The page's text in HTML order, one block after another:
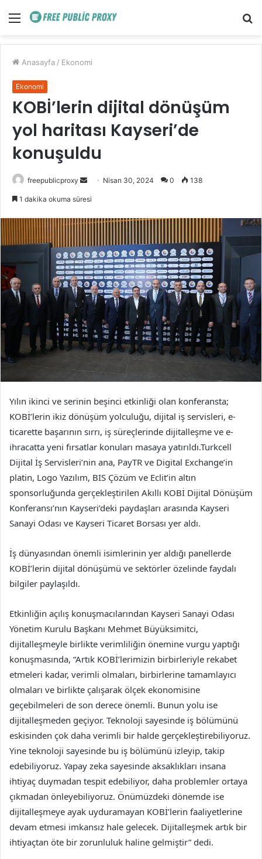
Menü
Anasayfa / Ekonomi
Ekonomi
KOBİ’lerin dijital dönüşüm
yol haritası Kayseri’de
konuşuldu
freepublicproxy
Bir
göndermek
Nisan 30, 2024 0 138
1 dakika okuma süresi
Yılın ikinci ve serinin beşinci etkinliği olan konferansta;
KOBİ’lerin ikiz dönüşüm yolculuğu, dijital iş servisleri, e-
ticarette başarının sırrı, iş süreçlerinde dijitalleşme ve e-
ihracatta yeni fırsatlar konuları masaya yatırıldı.Turkcell
Dijital İş Servisleri’nin ana, PayTR ve Digital Exchange’in
platin, Logo Yazılım, BIS Çözüm ve Eclit’in altın
sponsorluğunda gerçekleştirilen Akıllı KOBİ Dijital Dönüşüm
Konferansı’nın Kayseri’deki paydaşları arasında Kayseri
Sanayi Odası ve Kayseri Ticaret Borsası yer aldı.
İş dünyasından önemli isimlerinin yer aldığı panellerde
KOBİ’lerin dijital dönüşümü ve sektörler özelinde faydalı
bilgiler paylaşıldı.
Etkinliğin açılış konuşmacılarından Kayseri Sanayi Odası
Yönetim Kurulu Başkanı Mehmet Büyüksimitci,
dijitalleşmeyle birlikte verimliliğin önemine vurgu yaptığı
konuşmasında, “Artık KOBİ’lerimizin birbirleriyle rekabet
etmeleri kadar, verimli olmaları, birbirlerine tamamlayıcı
olmaları ve birlikte çalışarak ölçek ekonomisine
geçebilmeleri de son derece önemli. Bunun yolu ise
dijitalleşmeden geçiyor. Teknoloji sayesinde iş bölümünü
eskisinden çok daha verimli bir halde gerçekleştirebiliyoruz.
Yine teknoloji sayesinde bu iş bölümünü izleyip, takip
edebiliyoruz. Yapay zeka sayesinde aksaklıkları insana
ihtiyaç duymadan tespit edebiliyor, daha problemler ortaya
çıkmadan önleyebiliyoruz. Önümüzdeki dönemde ise
dijitalleşmeye ayak uyduramayan KOBİ’lerin faaliyetlerine
devam etmesi imkansız hale gelecek. Dijitalleşmek artık bir
ihtiyaçtan öte bir zorunluluk haline gelmiştir” dedi.